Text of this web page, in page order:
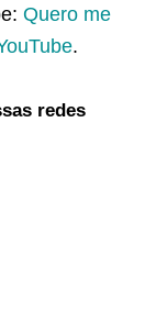
Quero me
.
redes